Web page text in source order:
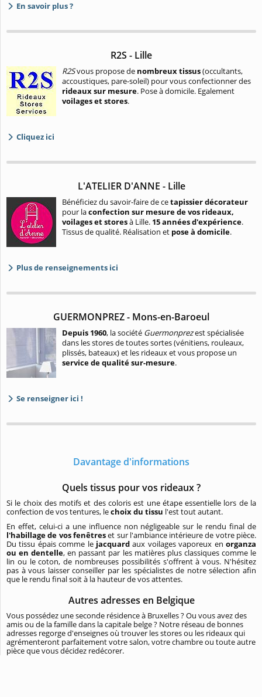
En savoir plus ?
R2S - Lille
R2Svous propose de nombreux tissus(occultants,
accoustiques, pare-soleil) pour vous confectionner des
rideaux sur mesure. Pose à domicile. Egalement
voilages et stores.
Cliquez ici
L'ATELIER D'ANNE - Lille
Bénéficiez du savoir-faire de cetapissier décorateur
pour laconfection sur mesure de vos rideaux,
voilages et storesà Lille. 15 années d'expérience.
Tissus de qualité. Réalisation et pose à domicile.
Plus de renseignements ici
GUERMONPREZ - Mons-en-Baroeul
Depuis 1960, la société Guermonprezest spécialisée
dans les stores de toutes sortes (vénitiens, rouleaux,
plissés, bateaux) et les rideaux et vous propose un
service de qualité sur-mesure.
Se renseigner ici !
Davantage d'informations
Quels tissus pour vos rideaux ?
Si le choix des motifs et des coloris est une étape essentielle lors de la
confection de vos tentures, lechoix du tissu l'est tout autant.
En effet, celui-ci a une influence non négligeable sur le rendu final de
l'habillage de vos fenêtreset sur l'ambiance intérieure de votre pièce.
Du tissu épais comme lejacquard aux voilages vaporeux enorganza
ou en dentelle, en passant par les matières plus classiques comme le
lin ou le coton, de nombreuses possibilités s'offrent à vous. N'hésitez
pas à vous laisser conseiller par les spécialistes de notre sélection afin
que le rendu final soit à la hauteur de vos attentes.
Autres adresses en Belgique
Vous possédez une seconde résidence à Bruxelles ? Ou vous avez des
amis ou de la famille dans la capitale belge ? Notre réseau de bonnes
adresses regorge d'enseignes où trouver les stores ou les rideaux qui
agrémenteront parfaitement votre salon, votre chambre ou toute autre
pièce que vous décidez redécorer.